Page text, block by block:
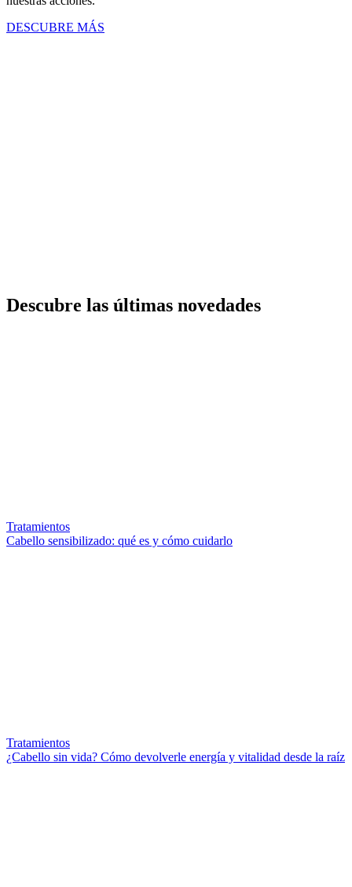
DESCUBRE MÁS
Descubre las últimas novedades
Tratamientos
Cabello sensibilizado: qué es y cómo cuidarlo
Tratamientos
¿Cabello sin vida? Cómo devolverle energía y vitalidad desde la raíz